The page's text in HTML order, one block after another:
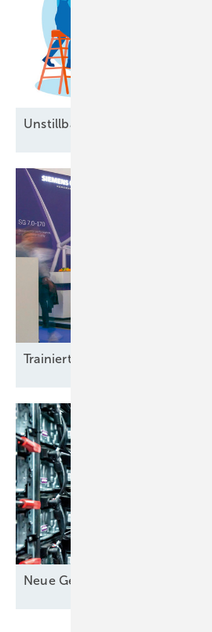
Unstillbarer Appetit auf
Trainierte
Neue Geschäfte für